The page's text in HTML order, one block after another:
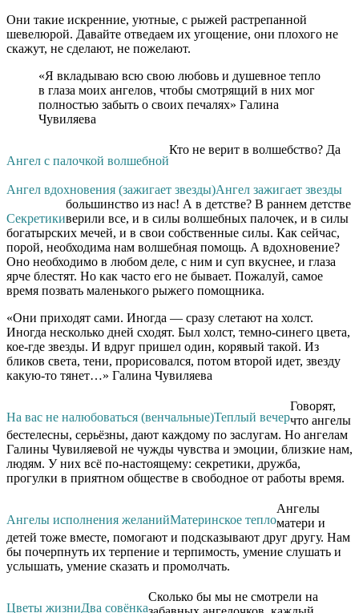
Они такие искренние, уютные, с рыжей растрепанной
шевелюрой. Давайте отведаем их угощение, они плохого не
скажут, не сделают, не пожелают.
«Я вкладываю всю свою любовь и душевное тепло
в глаза моих ангелов, чтобы смотрящий в них мог
полностью забыть о своих печалях» Галина
Чувиляева
Ангел с палочкой волшебной
Ангел вдохновения (зажигает звезды)Ангел зажигает звезды
Секретики
Кто не верит в волшебство? Да
большинство из нас! А в детстве? В раннем детстве
верили все, и в силы волшебных палочек, и в силы
богатырских мечей, и в свои собственные силы. Как сейчас,
порой, необходима нам волшебная помощь. А вдохновение?
Оно необходимо в любом деле, с ним и суп вкуснее, и глаза
ярче блестят. Но как часто его не бывает. Пожалуй, самое
время позвать маленького рыжего помощника.
«Они приходят сами. Иногда — сразу слетают на холст.
Иногда несколько дней сходят. Был холст, темно-синего цвета,
кое-где звезды. И вдруг пришел один, корявый такой. Из
бликов света, тени, прорисовался, потом второй идет, звезду
какую-то тянет…» Галина Чувиляева
На вас не налюбоваться (венчальные)Теплый вечер
Говорят,
что ангелы
бестелесны, серьёзны, дают каждому по заслугам. Но ангелам
Галины Чувиляевой не чужды чувства и эмоции, близкие нам,
людям. У них всё по-настоящему: секретики, дружба,
прогулки в приятном обществе в свободное от работы время.
Ангелы исполнения желанийМатеринское тепло
Ангелы
матери и
детей тоже вместе, помогают и подсказывают друг другу. Нам
бы почерпнуть их терпение и терпимость, умение слушать и
услышать, умение сказать и промолчать.
Цветы жизниДва совёнка
Сколько бы мы не смотрели на